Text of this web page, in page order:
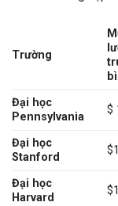
Trường
Đại học
Pennsylvania
$
Đại học
Stanford
Đại học
Harvard